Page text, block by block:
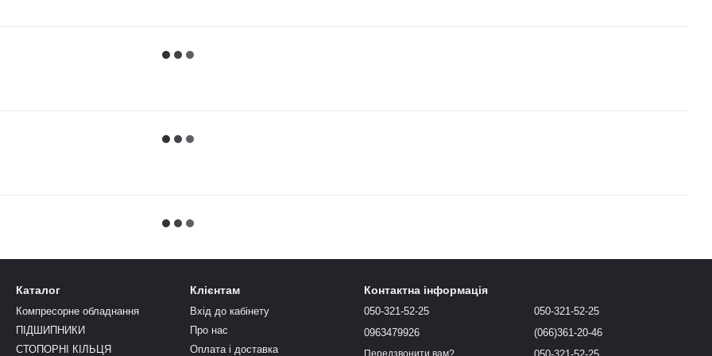
Каталог
Компресорне обладнання
ПІДШИПНИКИ
СТОПОРНІ КІЛЬЦЯ
Клієнтам
Вхід до кабінету
Про нас
Оплата і доставка
Контактна інформація
050-321-52-25
0963479926
050-321-52-25
(066)361-20-46